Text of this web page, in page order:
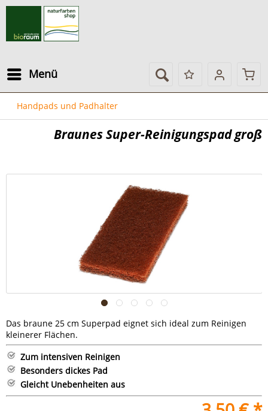
Menü
Handpads und Padhalter
Braunes Super-Reinigungspad groß
Das braune 25 cm Superpad eignet sich ideal zum Reinigen
kleinerer Flächen.
Zum intensiven Reinigen
Besonders dickes Pad
Gleicht Unebenheiten aus